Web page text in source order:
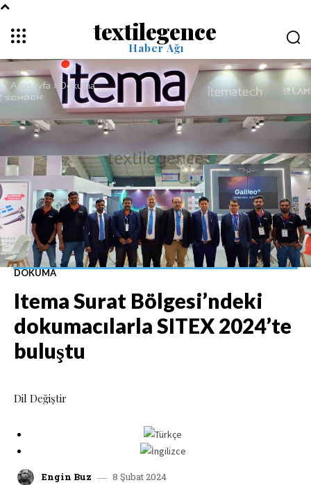
textilegence
Haber Ağı
Anasayfa Dokuma
DOKUMA
Itema Surat Bölgesi’ndeki
dokumacılarla SITEX 2024’te
buluştu
Dil Değiştir
Engin Buz 8 Şubat 2024